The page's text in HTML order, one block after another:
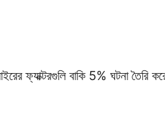
ফ্যাক্টরগুলি বাকি 5% ঘটনা তৈরি